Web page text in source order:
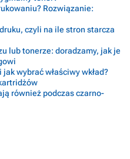
Rozwiązanie:
czyli na ile stron starcza
lub tonerze: doradzamy, jak je
wybrać właściwy wkład?
również podczas czarno-